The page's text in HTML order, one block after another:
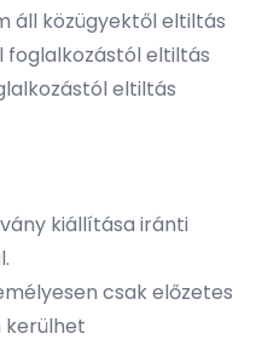
áll közügyektől eltiltás
eltiltás
eltiltás
kiállítása iránti
csak előzetes
kerülhet